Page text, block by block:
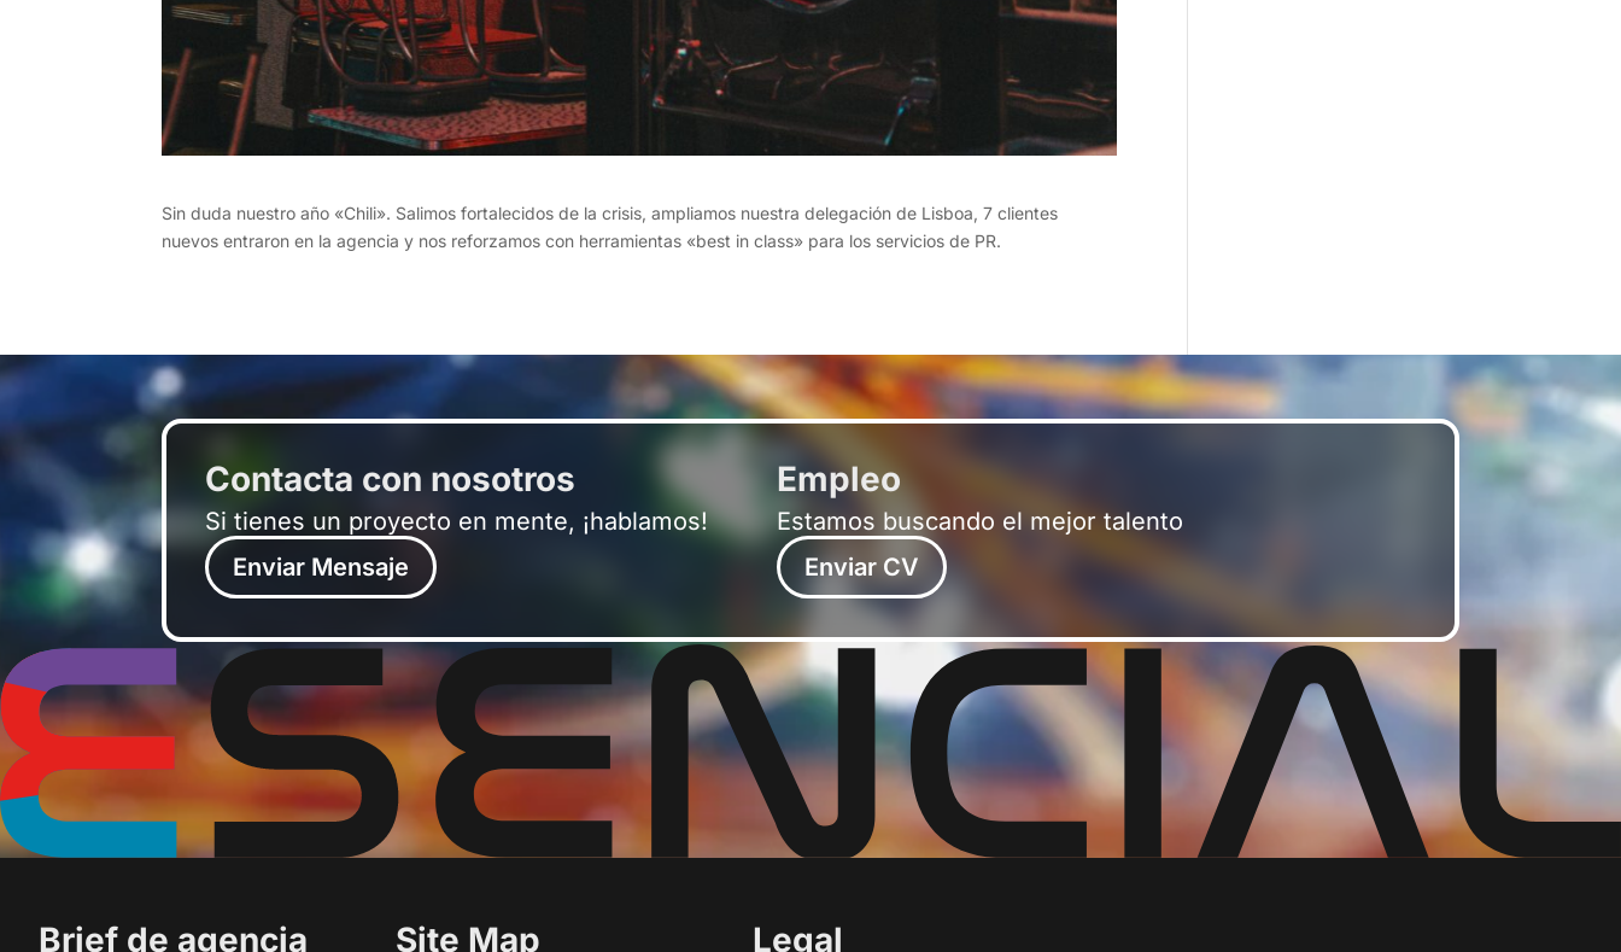
Sin duda nuestro año «Chili». Salimos fortalecidos de la crisis, ampliamos nuestra delegación de Lisboa, 7 clientes
nuevos entraron en la agencia y nos reforzamos con herramientas «best in class» para los servicios de PR.
Contacta con nosotros
Si tienes un proyecto en mente, ¡hablamos!
Enviar Mensaje
Empleo
Estamos buscando el mejor talento
Enviar CV
Brief de agencia Site Map Legal